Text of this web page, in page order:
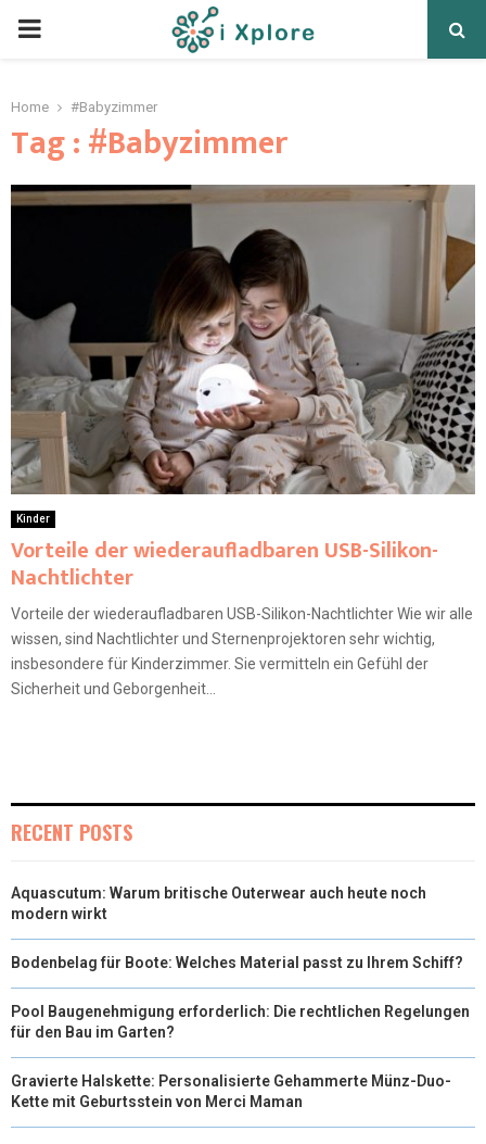
Home #Babyzimmer
Tag : #Babyzimmer
Kinder
Vorteile der wiederaufladbaren USB-Silikon-
Nachtlichter
Vorteile der wiederaufladbaren USB-Silikon-Nachtlichter Wie wir alle
wissen, sind Nachtlichter und Sternenprojektoren sehr wichtig,
insbesondere für Kinderzimmer. Sie vermitteln ein Gefühl der
Sicherheit und Geborgenheit...
RECENT POSTS
Aquascutum: Warum britische Outerwear auch heute noch
modern wirkt
Bodenbelag für Boote: Welches Material passt zu Ihrem Schiff?
Pool Baugenehmigung erforderlich: Die rechtlichen Regelungen
für den Bau im Garten?
Gravierte Halskette: Personalisierte Gehammerte Münz-Duo-
Kette mit Geburtsstein von Merci Maman